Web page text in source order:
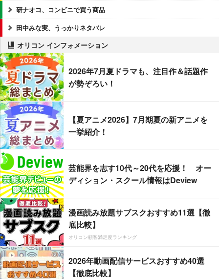
研ナオコ、コンビニで買う商品
田中みな実、うっかりネタバレ
オリコン インフォメーション
2026年7月夏ドラマも、注目作＆話題作
が勢ぞろい！
【夏アニメ2026】7月期夏の新アニメを
一挙紹介！
芸能界を志す10代～20代を応援！ オー
ディション・スクール情報はDeview
漫画読み放題サブスクおすすめ11選【徹
底比較】
オリコン顧客満足度ランキング
2026年動画配信サービスおすすめ40選
【徹底比較】